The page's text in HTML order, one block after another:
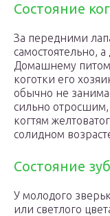
Состояние
За передними
самостоятельно,
Домашнему
коготки его
обычно не
сильно
когтям
солидном
Состояние
У молодого
или светлого